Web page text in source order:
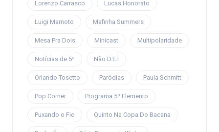
Lorenzo Carrasco Lucas Honorato
Luigi Marnoto Mafinha Summers
Mesa Pra Dois Minicast Multipolaridade
Notícias de 5ª Não D.E.I
Orlando Tosetto Paródias Paula Schmitt
Pop Corner Programa 5º Elemento
Puxando o Fio Quinto Na Copa Do Bacana